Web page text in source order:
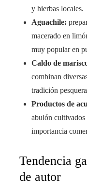
y hierbas locales.
Aguachile:
macerado en
muy popular en
Caldo de
combinan
tradición
Productos de
abulón cultivados
importancia
Tendencia
de autor